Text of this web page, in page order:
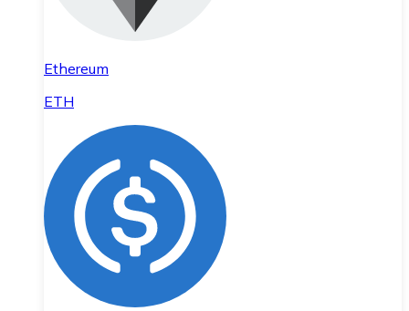
Ethereum
ETH